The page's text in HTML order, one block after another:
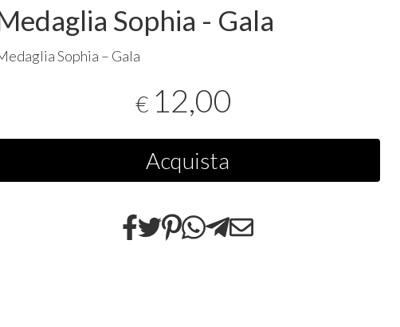
Sophia - Gala
Sophia – Gala
€ 12,00
Acquista